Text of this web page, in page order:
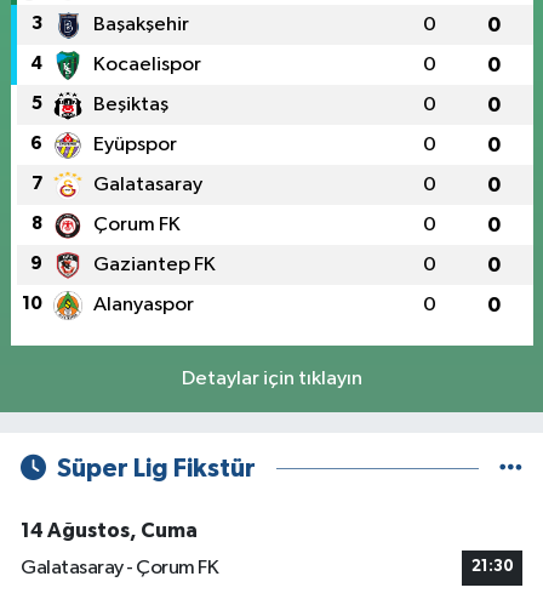
3 Başakşehir 0 0
4 Kocaelispor 0 0
5 Beşiktaş 0 0
6 Eyüpspor 0 0
7 Galatasaray 0 0
8 Çorum FK 0 0
9 Gaziantep FK 0 0
10 Alanyaspor 0 0
Detaylar için tıklayın
Süper Lig Fikstür
14 Ağustos, Cuma
Galatasaray - Çorum FK
21:30